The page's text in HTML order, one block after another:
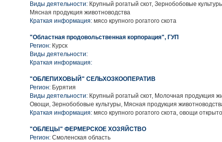
Виды деятельности: Крупный рогатый скот, Зернобобовые
Мясная продукция животноводства
Краткая информация: мясо крупного рогатого скота
"Областная продовольственная корпорация", ГУП
Регион: Курск
Виды деятельности:
Краткая информация:
"ОБЛЕПИХОВЫЙ" СЕЛЬХОЗКООПЕРАТИВ
Регион: Бурятия
Виды деятельности: Крупный рогатый скот, Молочная продукция
Овощи, Зернобобовые культуры, Мясная продукция
Краткая информация: мясо крупного рогатого скота, овощи
"ОБЛЕЦЫ" ФЕРМЕРСКОЕ ХОЗЯЙСТВО
Регион: Смоленская область